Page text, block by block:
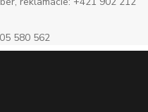
580 562